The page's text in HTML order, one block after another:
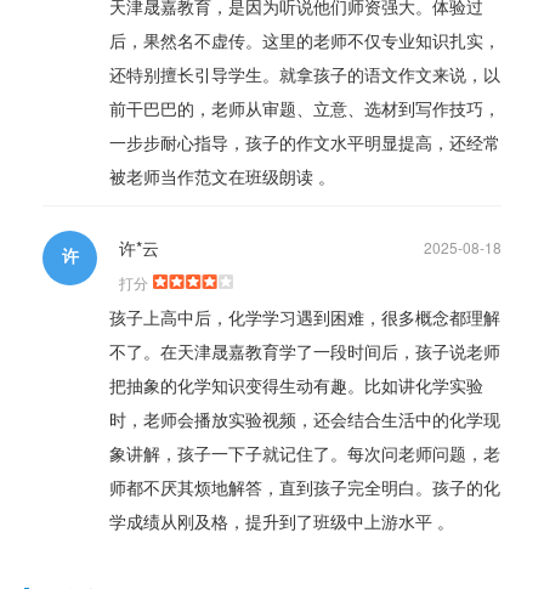
天津晟嘉教育，是因为听说他们师资强大。体验过
后，果然名不虚传。这里的老师不仅专业知识扎实，
还特别擅长引导学生。就拿孩子的语文作文来说，以
前干巴巴的，老师从审题、立意、选材到写作技巧，
一步步耐心指导，孩子的作文水平明显提高，还经常
被老师当作范文在班级朗读 。
许 2025-08-18
许*云
打分
孩子上高中后，化学学习遇到困难，很多概念都理解
不了。在天津晟嘉教育学了一段时间后，孩子说老师
把抽象的化学知识变得生动有趣。比如讲化学实验
时，老师会播放实验视频，还会结合生活中的化学现
象讲解，孩子一下子就记住了。每次问老师问题，老
师都不厌其烦地解答，直到孩子完全明白。孩子的化
学成绩从刚及格，提升到了班级中上游水平 。